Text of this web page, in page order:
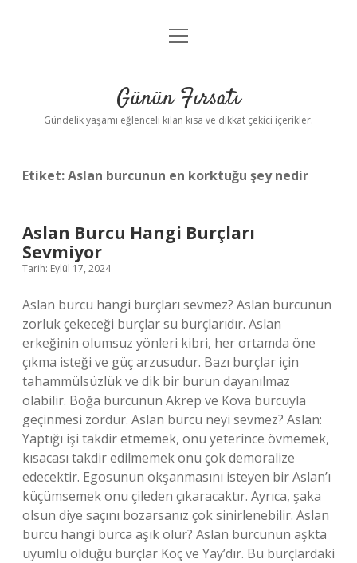
Anasayfa
Yasal Uyarı
menüyü
Günün Fırsatı
Gündelik yaşamı eğlenceli kılan kısa ve dikkat çekici içerikler.
Etiket:Aslan burcunun en korktuğu şey nedir
Aslan Burcu Hangi Burçları
Sevmiyor
Tarih: Eylül 17, 2024
Aslan burcu hangi burçları sevmez? Aslan burcunun
zorluk çekeceği burçlar su burçlarıdır. Aslan
erkeğinin olumsuz yönleri kibri, her ortamda öne
çıkma isteği ve güç arzusudur. Bazı burçlar için
tahammülsüzlük ve dik bir burun dayanılmaz
olabilir. Boğa burcunun Akrep ve Kova burcuyla
geçinmesi zordur. Aslan burcu neyi sevmez? Aslan:
Yaptığı işi takdir etmemek, onu yeterince övmemek,
kısacası takdir edilmemek onu çok demoralize
edecektir. Egosunun okşanmasını isteyen bir Aslan’ı
küçümsemek onu çileden çıkaracaktır. Ayrıca, şaka
olsun diye saçını bozarsanız çok sinirlenebilir. Aslan
burcu hangi burca aşık olur? Aslan burcunun aşkta
uyumlu olduğu burçlar Koç ve Yay’dır. Bu burçlardaki